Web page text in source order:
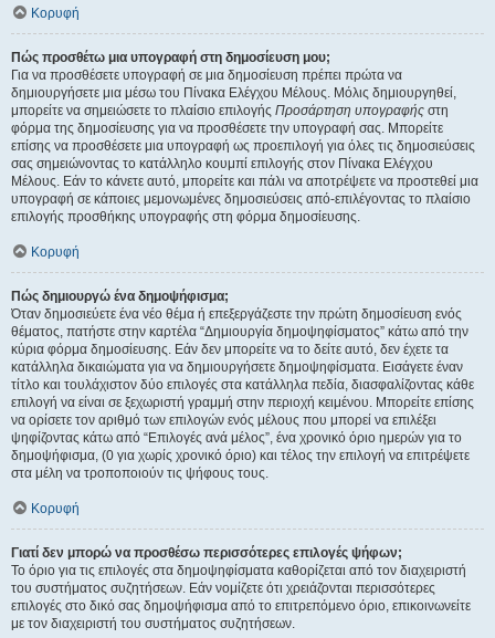
Κορυφή
Πώς προσθέτω μια υπογραφή στη δημοσίευση μου;
Για να προσθέσετε υπογραφή σε μια δημοσίευση πρέπει πρώτα να
δημιουργήσετε μια μέσω του Πίνακα Ελέγχου Μέλους. Μόλις δημιουργηθεί,
μπορείτε να σημειώσετε το πλαίσιο επιλογής Προσάρτηση υπογραφής στη
φόρμα της δημοσίευσης για να προσθέσετε την υπογραφή σας. Μπορείτε
επίσης να προσθέσετε μια υπογραφή ως προεπιλογή για όλες τις δημοσιεύσεις
σας σημειώνοντας το κατάλληλο κουμπί επιλογής στον Πίνακα Ελέγχου
Μέλους. Εάν το κάνετε αυτό, μπορείτε και πάλι να αποτρέψετε να προστεθεί μια
υπογραφή σε κάποιες μεμονωμένες δημοσιεύσεις από-επιλέγοντας το πλαίσιο
επιλογής προσθήκης υπογραφής στη φόρμα δημοσίευσης.
Κορυφή
Πώς δημιουργώ ένα δημοψήφισμα;
Όταν δημοσιεύετε ένα νέο θέμα ή επεξεργάζεστε την πρώτη δημοσίευση ενός
θέματος, πατήστε στην καρτέλα “Δημιουργία δημοψηφίσματος” κάτω από την
κύρια φόρμα δημοσίευσης. Εάν δεν μπορείτε να το δείτε αυτό, δεν έχετε τα
κατάλληλα δικαιώματα για να δημιουργήσετε δημοψηφίσματα. Εισάγετε έναν
τίτλο και τουλάχιστον δύο επιλογές στα κατάλληλα πεδία, διασφαλίζοντας κάθε
επιλογή να είναι σε ξεχωριστή γραμμή στην περιοχή κειμένου. Μπορείτε επίσης
να ορίσετε τον αριθμό των επιλογών ενός μέλους που μπορεί να επιλέξει
ψηφίζοντας κάτω από “Επιλογές ανά μέλος”, ένα χρονικό όριο ημερών για το
δημοψήφισμα, (0 για χωρίς χρονικό όριο) και τέλος την επιλογή να επιτρέψετε
στα μέλη να τροποποιούν τις ψήφους τους.
Κορυφή
Γιατί δεν μπορώ να προσθέσω περισσότερες επιλογές ψήφων;
Το όριο για τις επιλογές στα δημοψηφίσματα καθορίζεται από τον διαχειριστή
του συστήματος συζητήσεων. Εάν νομίζετε ότι χρειάζονται περισσότερες
επιλογές στο δικό σας δημοψήφισμα από το επιτρεπόμενο όριο, επικοινωνείτε
με τον διαχειριστή του συστήματος συζητήσεων.